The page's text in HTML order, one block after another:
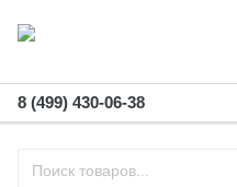
8 (499) 430-06-38